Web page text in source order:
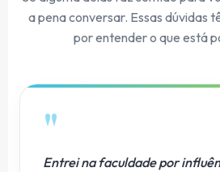
a pena conversar. Essas dúvidas
por entender o que está
"
Entrei na faculdade por